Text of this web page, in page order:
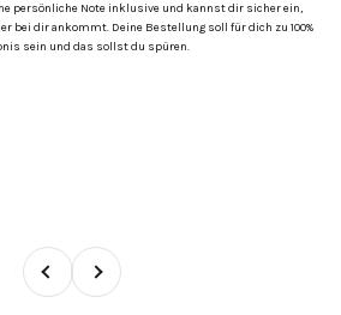
persönliche Note inklusive und kannst dir sicher ein,
bei dir ankommt. Deine Bestellung soll für dich zu 100%
sein und das sollst du spüren.
Zurück Vor